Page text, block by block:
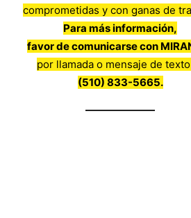
comprometidas y con ganas de
Para más información,
favor de comunicarse con
por llamada o mensaje de
(510) 833-5665.